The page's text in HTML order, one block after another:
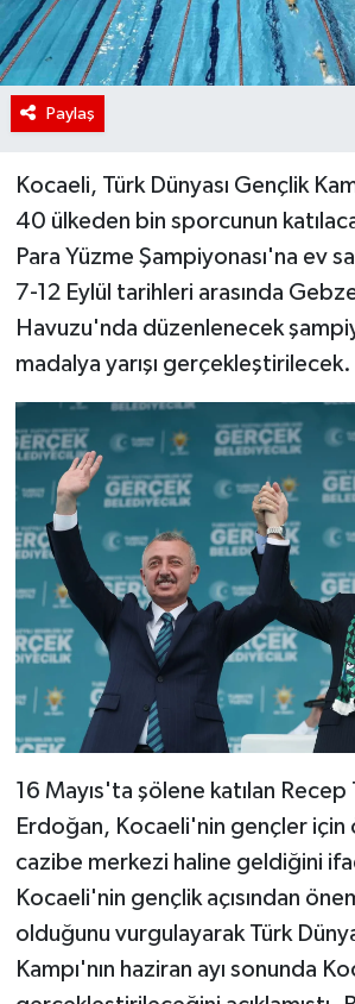
Paylaş
Kocaeli, Türk Dünyası Gençlik
40 ülkeden bin sporcunun
Para Yüzme Şampiyonası'na ev
7-12 Eylül tarihleri arasında
Havuzu'nda düzenlenecek
madalya yarışı gerçekleştirilecek.
16 Mayıs'ta şölene katılan Recep
Erdoğan, Kocaeli'nin gençler için
cazibe merkezi haline geldiğini
Kocaeli'nin gençlik açısından
olduğunu vurgulayarak Türk
Kampı'nın haziran ayı sonunda